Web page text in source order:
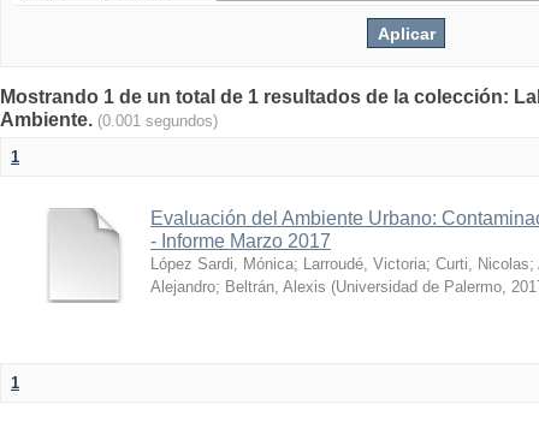
Mostrando 1 de un total de 1 resultados de la colección:
Ambiente. (0.001 segundos)
1
Evaluación del Ambiente Urbano:
- Informe Marzo 2017
López Sardi, Mónica; Larroudé, Victoria; Curti, Nicolas;
Alejandro; Beltrán, Alexis (Universidad de Palermo,
1